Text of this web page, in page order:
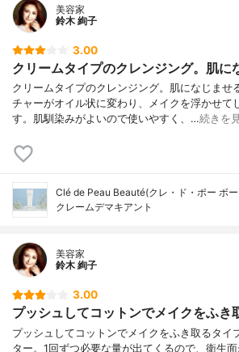
美容家
鈴木 絢子
3.00
クリームタイプのクレンジング。肌に
クリームタイプのクレンジング。肌になじませ
チャーがオイル状に変わり、メイクを浮かせて
す。肌馴染みがよいので使いやすく、…続きを
Clé de Peau Beauté(クレ・ド・ポー ボ
クレームデマキアント
美容家
鈴木 絢子
3.00
プッシュしてコットンでメイクをふき
プッシュしてコットンでメイクをふき取るタイ
ター。1回ずつ必要な量が出てくるので、衛生